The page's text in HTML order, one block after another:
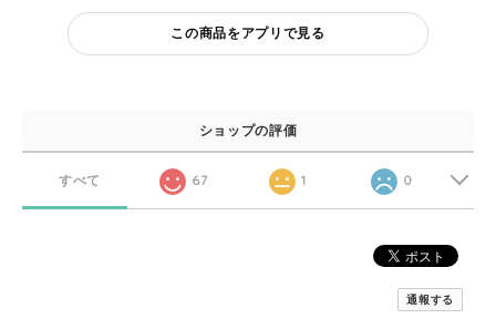
この商品をアプリで見る
ショップの評価
すべて 67 1 0
通報する